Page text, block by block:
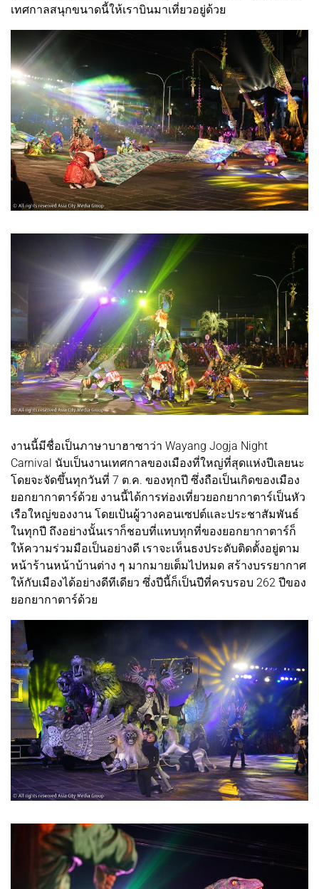
เทศกาลสนุกขนาดนี้ให้เราบินมาเที่ยวอยู่ด้วย
งานนี้มีชื่อเป็นภาษาบาฮาซาว่า Wayang Jogja Night
Carnival นับเป็นงานเทศกาลของเมืองที่ใหญ่ที่สุดแห่งปีเลยนะ
โดยจะจัดขึ้นทุกวันที่ 7 ต.ค. ของทุกปี ซึ่งถือเป็นเกิดของเมือง
ยอกยากาตาร์ด้วย งานนี้ได้การท่องเที่ยวยอกยากาตาร์เป็นหัว
เรือใหญ่ของงาน โดยเป้นผู้วางคอนเซปต์และประชาสัมพันธ์
ในทุกปี ถึงอย่างนั้นเราก็ชอบที่แทบทุกที่ของยอกยากาตาร์ก็
ให้ความร่วมมือเป็นอย่างดี เราจะเห็นธงประดับติดตั้งอยู่ตาม
หน้าร้านหน้าบ้านต่าง ๆ มากมายเต็มไปหมด สร้างบรรยากาศ
ให้กับเมืองได้อย่างดีทีเดียว ซึ่งปีนี้ก็เป็นปีที่ครบรอบ 262 ปีของ
ยอกยากาตาร์ด้วย